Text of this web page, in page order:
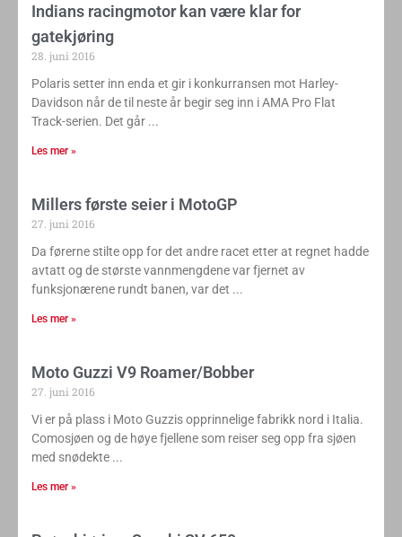
Indians racingmotor kan være klar for
gatekjøring
28. juni 2016
Polaris setter inn enda et gir i konkurransen mot Harley-
Davidson når de til neste år begir seg inn i AMA Pro Flat
Track-serien. Det går
Les mer »
Millers første seier i MotoGP
27. juni 2016
Da førerne stilte opp for det andre racet etter at regnet hadde
avtatt og de største vannmengdene var fjernet av
funksjonærene rundt banen, var det
Les mer »
Moto Guzzi V9 Roamer/Bobber
27. juni 2016
Vi er på plass i Moto Guzzis opprinnelige fabrikk nord i Italia.
Comosjøen og de høye fjellene som reiser seg opp fra sjøen
med snødekte
Les mer »